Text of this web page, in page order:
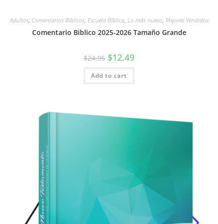
Adultos, Comentarios Bíblicos, Escuela Bíblica, Lo más nuevo, Mejores Vendidos
Comentario Biblico 2025-2026 Tamaño Grande
$24.95 $12.49
Add to cart